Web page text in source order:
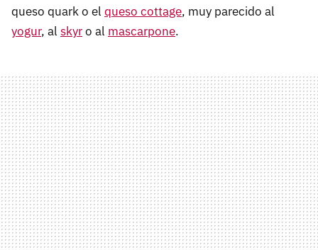
queso quark o el queso cottage, muy parecido al
yogur, al skyro al mascarpone.